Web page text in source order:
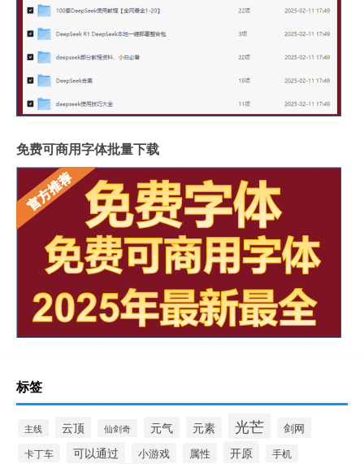
免费可商用字体批量下载
标签
主线 云顶 仙剑奇 元气 元素 光芒 剑网
卡丁车 可以通过 小游戏 属性 开原 手机